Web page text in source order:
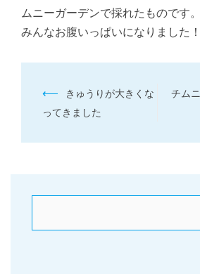
ムニーガーデンで採れたものです。
みんなお腹いっぱいになりました！
投
稿
ー
⟵
きゅうりが大きくな
ってきました
チム